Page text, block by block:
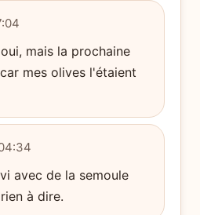
mais la prochaine
mes olives l'étaient
avec de la semoule
à dire.